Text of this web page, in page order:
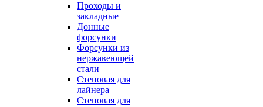
Проходы и
закладные
Донные
форсунки
Форсунки из
нержавеющей
стали
Стеновая для
лайнера
Стеновая для